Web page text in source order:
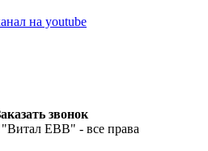
на youtube
звонок
ЕВВ" - все права